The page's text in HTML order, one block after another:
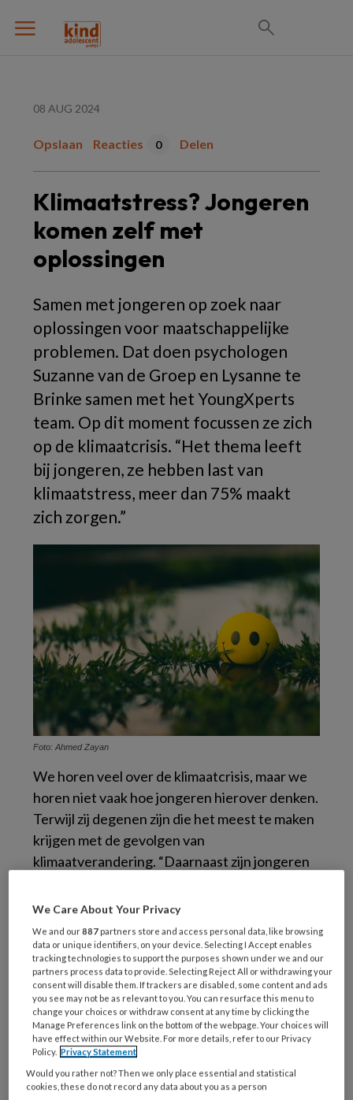
08 AUG 2024
Opslaan Reacties 0 Delen
Klimaatstress? Jongeren
komen zelf met
oplossingen
Samen met jongeren op zoek naar
oplossingen voor maatschappelijke
problemen. Dat doen psychologen
Suzanne van de Groep en Lysanne te
Brinke samen met het YoungXperts
team. Op dit moment focussen ze zich
op de klimaatcrisis. “Het thema leeft
bij jongeren, ze hebben last van
klimaatstress, meer dan 75% maakt
zich zorgen.”
Foto: Ahmed Zayan
We horen veel over de klimaatcrisis, maar we
horen niet vaak hoe jongeren hierover denken.
Terwijl zij degenen zijn die het meest te maken
krijgen met de gevolgen van
klimaatverandering. “Daarnaast zijn jongeren
mede door veranderingen in het brein in de
tienerjaren”, vertelt Van de Groep.
Aan de andere kant zijn er ook jongeren die
nog nooit over het klimaat hebben nagedacht.
“Dat kan allerlei redenen hebben. Bijvoorbeeld
omdat in arme gezinnen andere problemen
spelen. Dan is er weinig ruimte om met klimaat
bezig te zijn. Daarom zijn we in 11 brainstorms
met 114 jongeren in gesprek gegaan om
We Care About Your Privacy
We and our887 partners store and access personal data, like browsing
data or unique identifiers, on your device. Selecting I Accept enables
tracking technologies to support the purposes shown under we and our
partners process data to provide. Selecting Reject All or withdrawing your
consent will disable them. If trackers are disabled, some content and ads
you see may not be as relevant to you. You can resurface this menu to
change your choices or withdraw consent at any time by clicking the
Manage Preferences link on the bottom of the webpage. Your choices will
have effect within our Website. For more details, refer to our Privacy
Policy. Privacy Statement
Would you rather not? Then we only place essential and statistical
cookies, these do not record any data about you as a person